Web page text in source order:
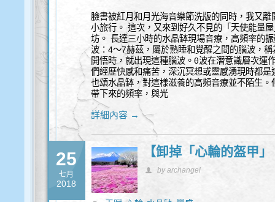
臉書被紅月和月光海音樂節洗版的同時，我又
小旅行。 這次，又來到好久不見的「天使能量
坊。 長達三小時的水晶缽現場音療，高頻率的
波：4～7赫茲，屬於熟睡和覺醒之間的腦波，
開悟時，就出現這種腦波。θ波在潛意識層次運
們經歷快感和痛苦，深沉冥想或靈感湧現時都
也頌水晶缽，對這樣滋養的高頻音療並不陌生
帶下來的頻率，與光
詳細內容 →
25
七月
2018
【卸掉「心輪的盔甲
by archangel